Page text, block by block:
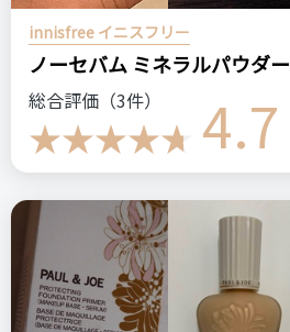
innisfree イニスフリー
ノーセバム ミネラルパウダー
総合評価（3件） 4.7